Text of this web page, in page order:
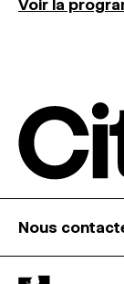
Voir la
Nous